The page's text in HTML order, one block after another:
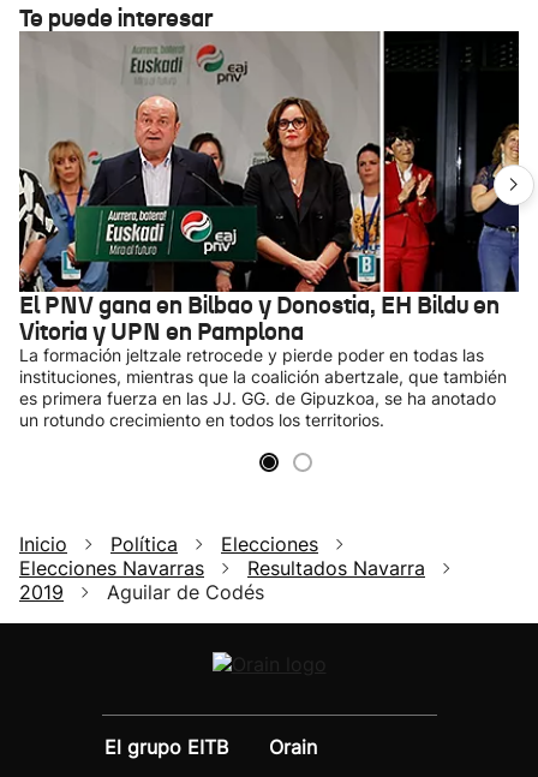
Te puede interesar
El PNV gana en Bilbao y Donostia, EH Bildu en
Vitoria y UPN en Pamplona
La formación jeltzale retrocede y pierde poder en todas las
instituciones, mientras que la coalición abertzale, que también
es primera fuerza en las JJ. GG. de Gipuzkoa, se ha anotado
un rotundo crecimiento en todos los territorios.
Inicio Política
Elecciones
Elecciones Navarras
Resultados Navarra
2019
Aguilar de Codés
El grupo EITB
Orain